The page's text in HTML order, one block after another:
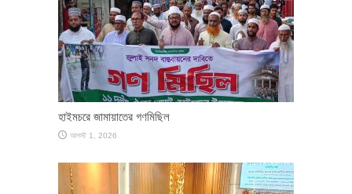
হাইমচরে জামায়াতের গণমিছিল
আগস্ট 1, 2026